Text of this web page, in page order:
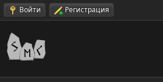
Войти Регистрация